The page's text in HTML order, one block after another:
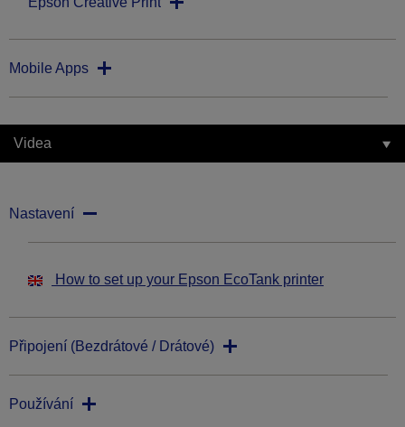
Mobile Apps
Videa
Nastavení
How to set up your Epson EcoTank printer
Připojení (Bezdrátové / Drátové)
Používání